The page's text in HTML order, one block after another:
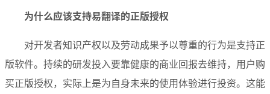
为什么应该支持易翻译的正版授权
对开发者知识产权以及劳动成果予以尊重的行为是支持正
版软件。持续的研发投入要靠健康的商业回报去维持，用户购
买正版授权，实际上是为自身未来的使用体验进行投资。这能